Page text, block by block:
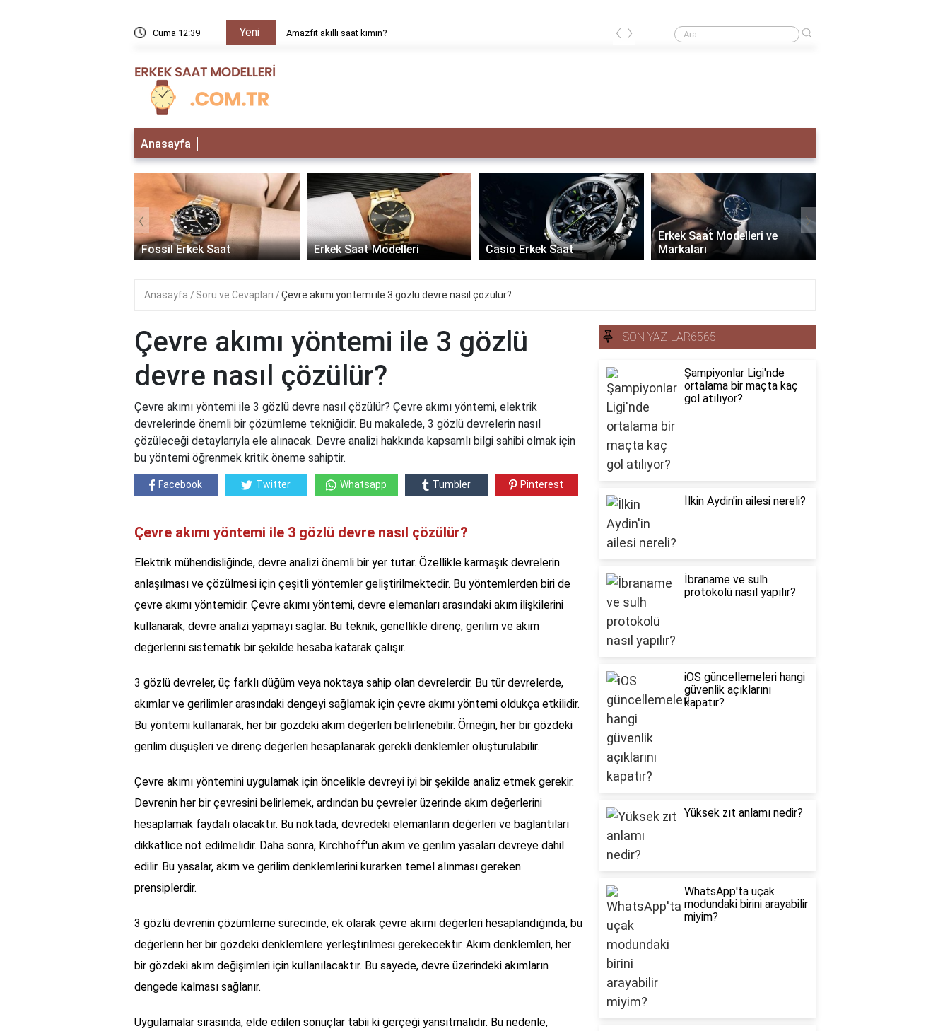
Cuma 12:40 Yeni Amazfit akıllı saat kimin? Creative taş ne demek?
‹ ›
Anasayfa
Fossil Erkek Saat Erkek Saat Modelleri Casio Erkek Saat
Erkek Saat Modelleri ve
Markaları
‹ ›
Anasayfa Soru ve Cevapları Çevre akımı yöntemi ile 3 gözlü devre nasıl çözülür?
Çevre akımı yöntemi ile 3 gözlü
devre nasıl çözülür?
Çevre akımı yöntemi ile 3 gözlü devre nasıl çözülür? Çevre akımı yöntemi, elektrik
devrelerinde önemli bir çözümleme tekniğidir. Bu makalede, 3 gözlü devrelerin nasıl
çözüleceği detaylarıyla ele alınacak. Devre analizi hakkında kapsamlı bilgi sahibi olmak için
bu yöntemi öğrenmek kritik öneme sahiptir.
Facebook Twitter Whatsapp Tumbler Pinterest
Çevre akımı yöntemi ile 3 gözlü devre nasıl çözülür?
Elektrik mühendisliğinde, devre analizi önemli bir yer tutar. Özellikle karmaşık devrelerin
anlaşılması ve çözülmesi için çeşitli yöntemler geliştirilmektedir. Bu yöntemlerden biri de
çevre akımı yöntemidir. Çevre akımı yöntemi, devre elemanları arasındaki akım ilişkilerini
kullanarak, devre analizi yapmayı sağlar. Bu teknik, genellikle direnç, gerilim ve akım
değerlerini sistematik bir şekilde hesaba katarak çalışır.
3 gözlü devreler, üç farklı düğüm veya noktaya sahip olan devrelerdir. Bu tür devrelerde,
akımlar ve gerilimler arasındaki dengeyi sağlamak için çevre akımı yöntemi oldukça etkilidir.
Bu yöntemi kullanarak, her bir gözdeki akım değerleri belirlenebilir. Örneğin, her bir gözdeki
gerilim düşüşleri ve direnç değerleri hesaplanarak gerekli denklemler oluşturulabilir.
Çevre akımı yöntemini uygulamak için öncelikle devreyi iyi bir şekilde analiz etmek gerekir.
Devrenin her bir çevresini belirlemek, ardından bu çevreler üzerinde akım değerlerini
hesaplamak faydalı olacaktır. Bu noktada, devredeki elemanların değerleri ve bağlantıları
dikkatlice not edilmelidir. Daha sonra, Kirchhoff'un akım ve gerilim yasaları devreye dahil
edilir. Bu yasalar, akım ve gerilim denklemlerini kurarken temel alınması gereken
prensiplerdir.
3 gözlü devrenin çözümleme sürecinde, ek olarak çevre akımı değerleri hesaplandığında, bu
değerlerin her bir gözdeki denklemlere yerleştirilmesi gerekecektir. Akım denklemleri, her
bir gözdeki akım değişimleri için kullanılacaktır. Bu sayede, devre üzerindeki akımların
dengede kalması sağlanır.
Uygulamalar sırasında, elde edilen sonuçlar tabii ki gerçeği yansıtmalıdır. Bu nedenle,
SON YAZILAR6565
Şampiyonlar Ligi'nde
ortalama bir maçta kaç
gol atılıyor?
İlkin Aydin'in ailesi nereli?
İbraname ve sulh
protokolü nasıl yapılır?
iOS güncellemeleri hangi
güvenlik açıklarını
kapatır?
Yüksek zıt anlamı nedir?
WhatsApp'ta uçak
modundaki birini arayabilir
miyim?